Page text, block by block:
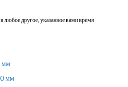
любое другое, указанное вами время
мм
мм